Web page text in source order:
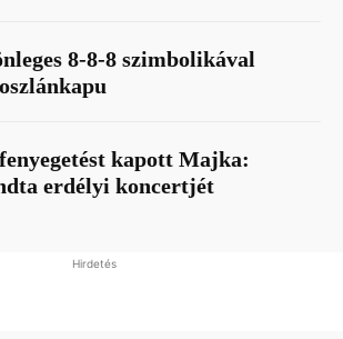
8-8-8 szimbolikával
kapott Majka:
erdélyi koncertjét
Hirdetés